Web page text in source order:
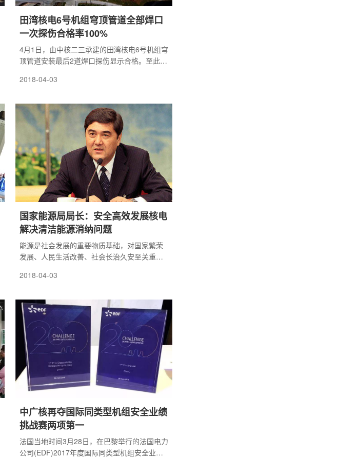
田湾核电6号机组穹顶管道全部焊口
一次探伤合格率100%
4月1日，由中核二三承建的田湾核电6号机组穹
顶管道安装最后2道焊口探伤显示合格。至此，
锁定在100%!田湾核电6号机组穹顶管道安装包
共
2018-04-03
国家能源局局长：安全高效发展核电
解决清洁能源消纳问题
能源是社会发展的重要物质基础，对国家繁荣
发展、人民生活改善、社会长治久安至关重
党的十九大精神，履行新使命、展现新风貌、
任、国家
2018-04-03
中广核再夺国际同类型机组安全业绩
挑战赛两项第一
法国当地时间3月28日，在巴黎举行的法国电力
公司(EDF)2017年度国际同类型机组安全业绩